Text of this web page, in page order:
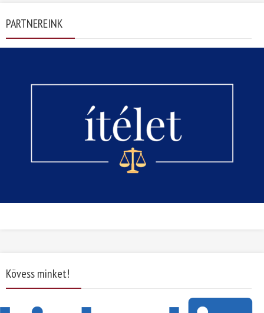
PARTNEREINK
Kövess minket!